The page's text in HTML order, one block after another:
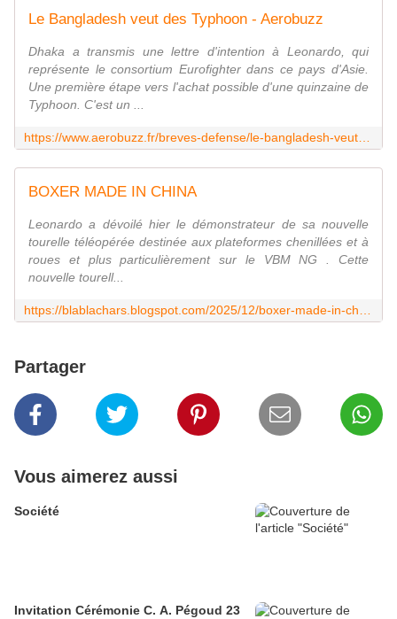
Le Bangladesh veut des Typhoon - Aerobuzz
Dhaka a transmis une lettre d'intention à Leonardo, qui
représente le consortium Eurofighter dans ce pays d'Asie.
Une première étape vers l'achat possible d'une quinzaine de
Typhoon. C'est un ...
BOXER MADE IN CHINA
Leonardo a dévoilé hier le démonstrateur de sa nouvelle
tourelle téléopérée destinée aux plateformes chenillées et à
roues et plus particulièrement sur le VBM NG . Cette
nouvelle tourell...
Partager
Vous aimerez aussi
Société
Invitation Cérémonie C. A. Pégoud 23